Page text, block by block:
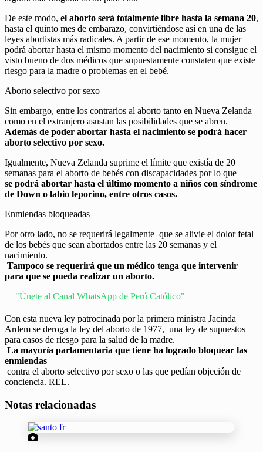
De este modo, el aborto será totalmente libre hasta la semana 20,
hasta el quinto mes de embarazo, convirtiéndose así en una de las
leyes abortistas más radicales. A partir de ese momento, la mujer
podrá abortar hasta el mismo momento del nacimiento si consigue el
visto bueno de dos médicos que supuestamente constaten que existe
riesgo para la madre o problemas en el bebé.
Aborto selectivo por sexo
Sin embargo, entre los contrarios al aborto tanto en Nueva Zelanda
como en el extranjero asustan las posibilidades que se abren.
Además de poder abortar hasta el nacimiento se podrá hacer
aborto selectivo por sexo.
Igualmente, Nueva Zelanda suprime el límite que existía de 20
semanas para el aborto de bebés con discapacidades por lo que
se podrá abortar hasta el último momento a niños con síndrome
de Down o labio leporino, entre otros casos.
Enmiendas bloqueadas
Por otro lado, no se requerirá legalmente que se alivie el dolor fetal
de los bebés que sean abortados entre las 20 semanas y el
nacimiento.
Tampoco se requerirá que un médico tenga que intervenir
para que se pueda realizar un aborto.
"Únete al Canal WhatsApp de Perú Católico"
Con esta nueva ley patrocinada por la primera ministra Jacinda
Ardem se deroga la ley del aborto de 1977, una ley de supuestos
para casos de riesgo para la salud de la madre.
La mayoría parlamentaria que tiene ha logrado bloquear las
enmiendas
contra el aborto selectivo por sexo o las que pedían objeción de
conciencia. REL.
Notas relacionadas